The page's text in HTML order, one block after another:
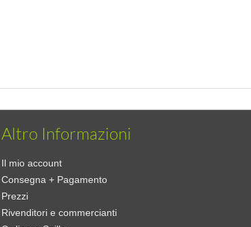
Altro Informazioni
Il mio account
Consegna + Pagamento
Prezzi
Rivenditori e commercianti